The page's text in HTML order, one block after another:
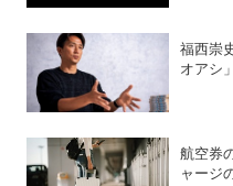
福西崇
オアシ
航空券
ャージ